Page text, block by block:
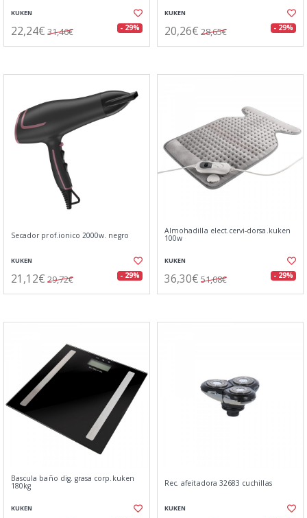
KUKEN
22,24€ 31,46€ - 29%
KUKEN
20,26€ 28,65€ - 29%
Secador prof.ionico 2000w. negro
KUKEN
21,12€ 29,72€ - 29%
Almohadilla elect.cervi-dorsa.kuken
100w
KUKEN
36,30€ 51,08€ - 29%
Bascula baño dig. grasa corp.kuken
180kg
KUKEN
Rec. afeitadora 32683 cuchillas
KUKEN